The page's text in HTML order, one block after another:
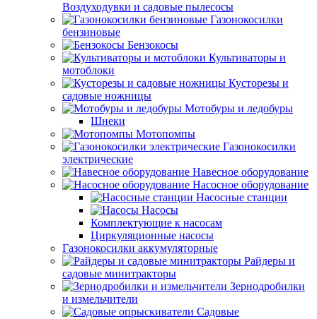
Воздуходувки и садовые пылесосы
Газонокосилки
бензиновые
Бензокосы
Культиваторы и
мотоблоки
Кусторезы и
садовые ножницы
Мотобуры и ледобуры
Шнеки
Мотопомпы
Газонокосилки
электрические
Навесное оборудование
Насосное оборудование
Насосные станции
Насосы
Комплектующие к насосам
Циркуляционные насосы
Газонокосилки аккумуляторные
Райдеры и
садовые минитракторы
Зернодробилки
и измельчители
Садовые